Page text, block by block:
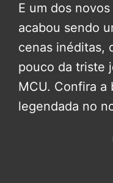
E um dos
acabou sendo
cenas inéditas,
pouco da triste
MCU. Confira a
legendada no